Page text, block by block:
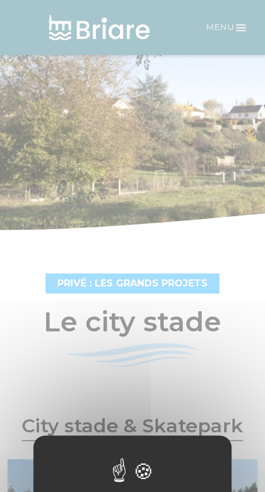
MENU
PRIVÉ : LES GRANDS PROJETS
Le city stade
City stade & Skatepark